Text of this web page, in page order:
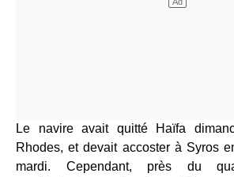
Le navire avait quitté Haïfa
Rhodes, et devait accoster à Syros
mardi. Cependant, près du